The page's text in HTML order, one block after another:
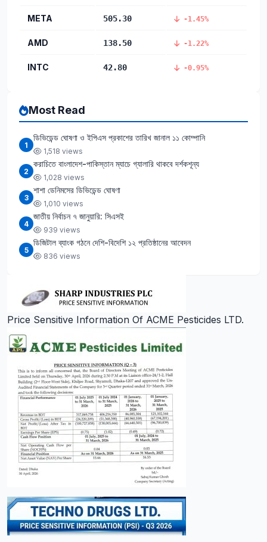
META 505.30 -1.45%
AMD 138.50 -1.22%
INTC 42.80 -0.95%
Most Read
1
ডিভিডেন্ড ঘোষণা ও ইপিএস প্রকাশের তারিখ জানাল ১১ কোম্পানি
1,518 views
2
করাচিতে বাংলাদেশ-পাকিস্তান ম্যাচে গ্যালারি থাকবে দর্শকশূন্য
1,028 views
3
শাশা ডেনিমসের ডিভিডেন্ড ঘোষণা
1,010 views
4
জাতীয় নির্বাচন ৭ জানুয়ারি: সিএসই
939 views
5
ডিজিটাল ব্যাংক গঠনে দেশি-বিদেশি ১২ প্রতিষ্ঠানের আবেদন
836 views
Price Sensitive Information Of ACME Pesticides LTD.